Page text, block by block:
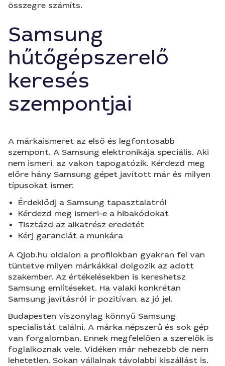
összegre számíts.
Samsung
hűtőgépszerelő
keresés
szempontjai
A márkaismeret az első és legfontosabb
szempont. A Samsung elektronikája speciális. Aki
nem ismeri, az vakon tapogatózik. Kérdezd meg
előre hány Samsung gépet javított már és milyen
típusokat ismer.
Érdeklődj a Samsung tapasztalatról
Kérdezd meg ismeri-e a hibakódokat
Tisztázd az alkatrész eredetét
Kérj garanciát a munkára
A Qjob.hu oldalon a profilokban gyakran fel van
tüntetve milyen márkákkal dolgozik az adott
szakember. Az értékelésekben is kereshetsz
Samsung említéseket. Ha valaki konkrétan
Samsung javításról ír pozitívan, az jó jel.
Budapesten viszonylag könnyű Samsung
specialistát találni. A márka népszerű és sok gép
van forgalomban. Ennek megfelelően a szerelők is
foglalkoznak vele. Vidéken már nehezebb de nem
lehetetlen. Sokan vállalnak távolabbi kiszállást is.